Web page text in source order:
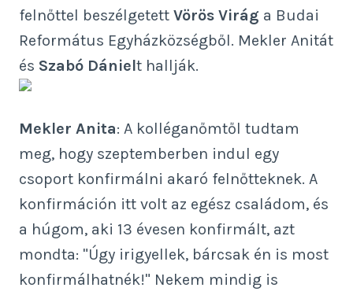
felnőttel beszélgetett Vörös Virág a Budai
Református Egyházközségből. Mekler Anitát
és Szabó Dánielt hallják.
Mekler Anita: A kolléganőmtől tudtam
meg, hogy szeptemberben indul egy
csoport konfirmálni akaró felnőtteknek. A
konfirmáción itt volt az egész családom, és
a húgom, aki 13 évesen konfirmált, azt
mondta: "Úgy irigyellek, bárcsak én is most
konfirmálhatnék!" Nekem mindig is